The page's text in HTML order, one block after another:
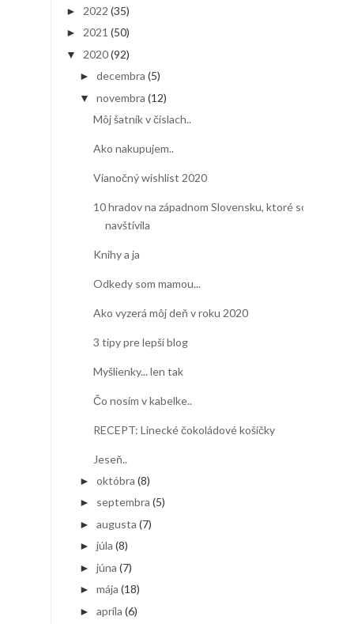
► 2022 (35)
► 2021 (50)
▼ 2020(92)
► decembra (5)
▼ novembra (12)
Môj šatník v číslach..
Ako nakupujem..
Vianočný wishlist 2020
10 hradov na západnom Slovensku, ktoré som
navštívila
Knihy a ja
Odkedy som mamou...
Ako vyzerá môj deň v roku 2020
3 tipy pre lepší blog
Myšlienky... len tak
Čo nosím v kabelke..
RECEPT: Linecké čokoládové košíčky
Jeseň..
► októbra (8)
► septembra (5)
► augusta (7)
► júla (8)
► júna (7)
► mája (18)
► apríla (6)